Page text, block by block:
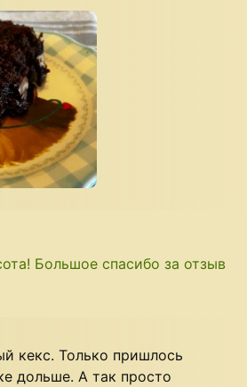
Большое спасибо за отзыв
кекс. Только пришлось
дольше. А так просто